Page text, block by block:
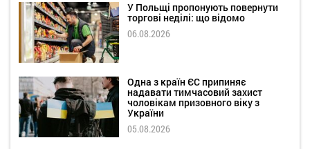
У Польщі пропонують повернути
торгові неділі: що відомо
06.08.2026
Одна з країн ЄС припиняє
надавати тимчасовий захист
чоловікам призовного віку з
України
05.08.2026